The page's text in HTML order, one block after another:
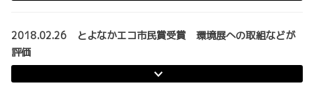
2018.02.26 とよなかエコ市民賞受賞 環境展への取組などが
評価